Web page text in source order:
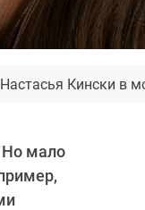
Настасья Кински в
Но мало